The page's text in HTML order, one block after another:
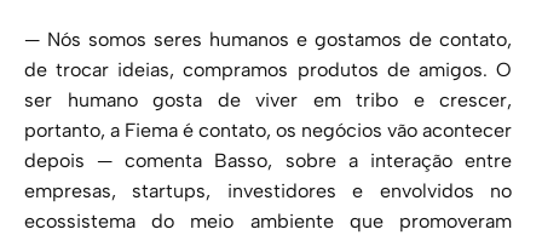
— Nós somos seres humanos e gostamos de contato,
de trocar ideias, compramos produtos de amigos. O
ser humano gosta de viver em tribo e crescer,
portanto, a Fiema é contato, os negócios vão acontecer
depois — comenta Basso, sobre a interação entre
empresas, startups, investidores e envolvidos no
ecossistema do meio ambiente que promoveram